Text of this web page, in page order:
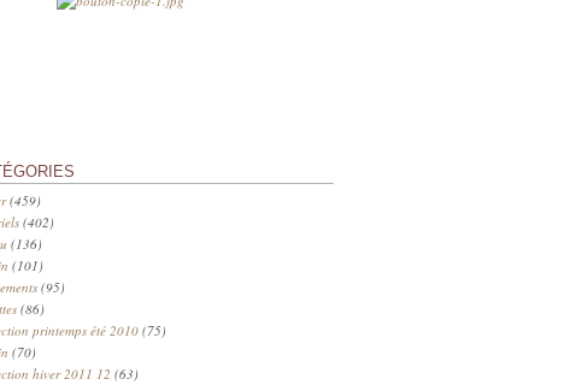
(459)
(402)
(136)
(101)
(95)
(86)
printemps été 2010 (75)
(70)
hiver 2011 12 (63)